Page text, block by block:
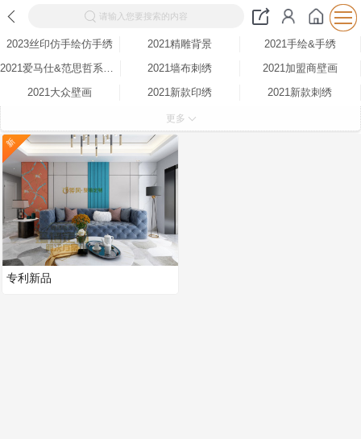
请输入您要搜索的内容
2023丝印仿手绘仿手绣 2021精雕背景
2021手绘&手绣
2021爱马仕&范思哲系列布
2021墙布刺绣
2021加盟商壁画
2021大众壁画
2021新款印绣
2021新款刺绣
整墙定制
方形装饰画
更多
新
专利新品